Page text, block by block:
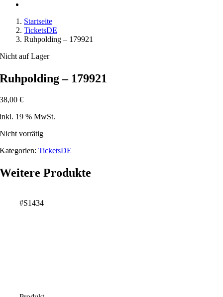
Startseite
TicketsDE
Ruhpolding – 179921
Nicht auf Lager
Ruhpolding – 179921
38,00€
inkl. 19 % MwSt.
Nicht vorrätig
Kategorien:TicketsDE
Weitere Produkte
#S1434